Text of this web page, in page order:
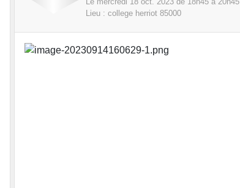
Lieu : college herriot 85000